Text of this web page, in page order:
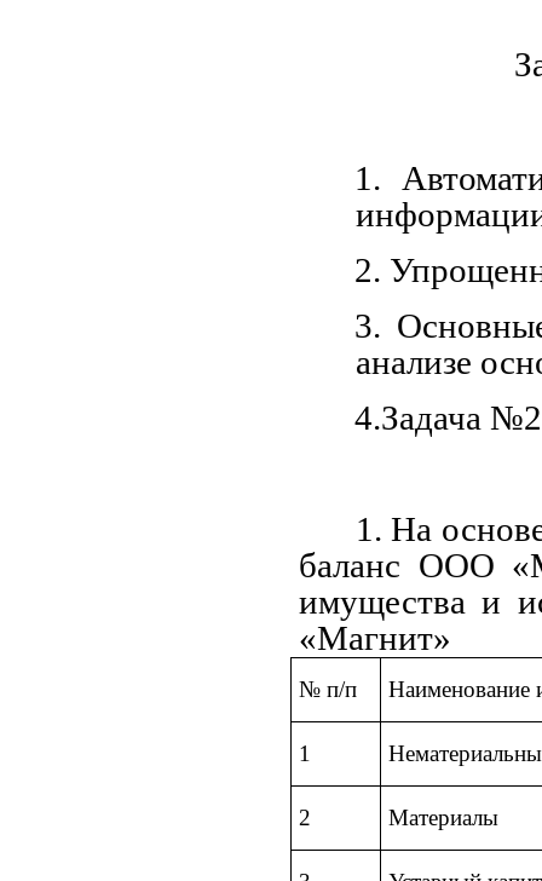
1.
2.
3.
анализе
4.Задача
1. На
баланс ООО
имущества и
«Магнит»
№ п/п Наименование
1
2 Материалы